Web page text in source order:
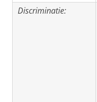
Discriminatie: